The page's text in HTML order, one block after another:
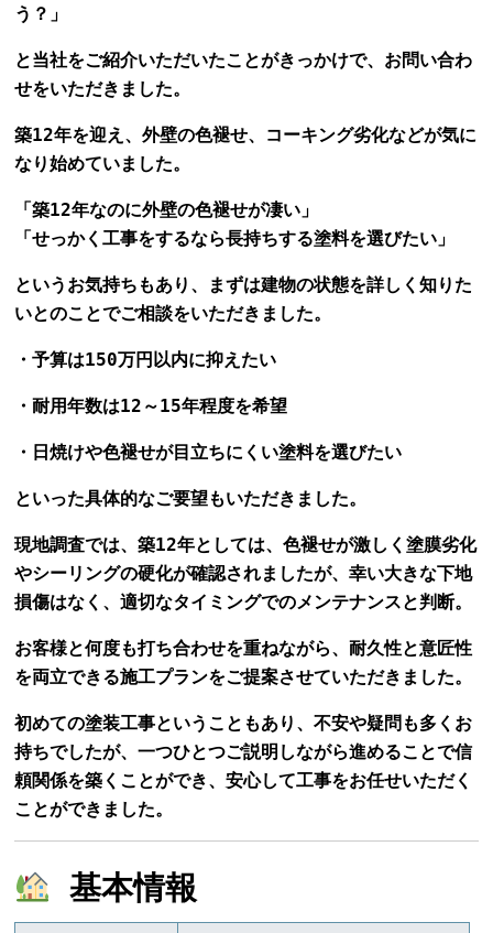
う？」
と当社をご紹介いただいたことがきっかけで、お問い合わ
せをいただきました。
築12年を迎え、外壁の色褪せ、コーキング劣化などが気に
なり始めていました。
「築12年なのに外壁の色褪せが凄い」
「せっかく工事をするなら長持ちする塗料を選びたい」
というお気持ちもあり、まずは建物の状態を詳しく知りた
いとのことでご相談をいただきました。
・予算は150万円以内に抑えたい
・耐用年数は12～15年程度を希望
・日焼けや色褪せが目立ちにくい塗料を選びたい
といった具体的なご要望もいただきました。
現地調査では、築12年としては、色褪せが激しく塗膜劣化
やシーリングの硬化が確認されましたが、幸い大きな下地
損傷はなく、適切なタイミングでのメンテナンスと判断。
お客様と何度も打ち合わせを重ねながら、耐久性と意匠性
を両立できる施工プランをご提案させていただきました。
初めての塗装工事ということもあり、不安や疑問も多くお
持ちでしたが、一つひとつご説明しながら進めることで信
頼関係を築くことができ、安心して工事をお任せいただく
ことができました。
基本情報